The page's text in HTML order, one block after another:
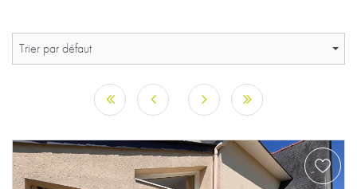
Trier par défaut